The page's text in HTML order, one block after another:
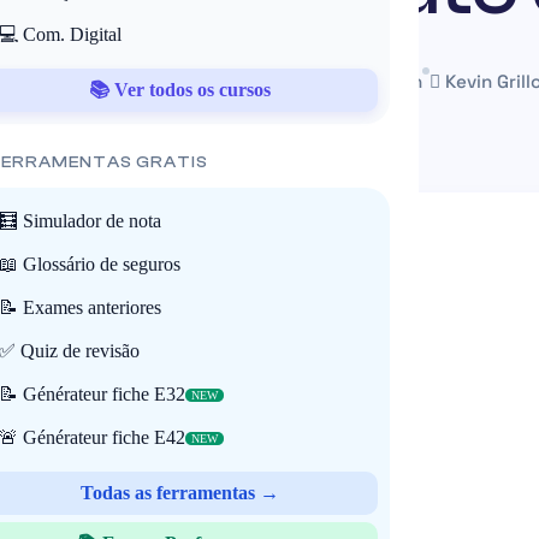
💻 Com. Digital
📚 Ver todos os cursos
GRATIS
🧮 Simulador de nota
📖 Glossário de seguros
📝 Exames anteriores
✅ Quiz de revisão
📝 Générateur fiche E32 NEW
🚨 Générateur fiche E42 NEW
Todas as ferramentas →
25 July 2025 Mis à jour le 22 May 2026 ~15 min Kevin